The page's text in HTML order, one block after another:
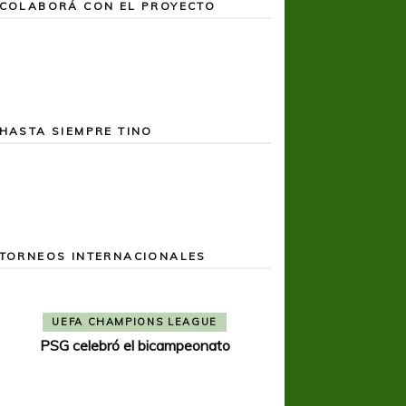
COLABORÁ CON EL PROYECTO
HASTA SIEMPRE TINO
TORNEOS INTERNACIONALES